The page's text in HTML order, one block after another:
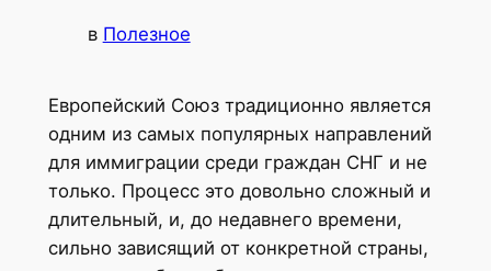
в Полезное
Европейский Союз традиционно является
одним из самых популярных направлений
для иммиграции среди граждан СНГ и не
только. Процесс это довольно сложный и
длительный, и, до недавнего времени,
сильно зависящий от конкретной страны,